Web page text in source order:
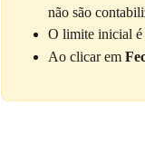
não são
O limite inicial é
Ao clicar em